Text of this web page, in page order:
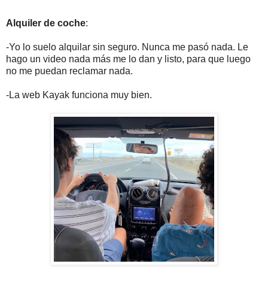
Alquiler de coche:
-Yo lo suelo alquilar sin seguro. Nunca me pasó nada. Le
hago un video nada más me lo dan y listo, para que luego
no me puedan reclamar nada.
-La web Kayak funciona muy bien.